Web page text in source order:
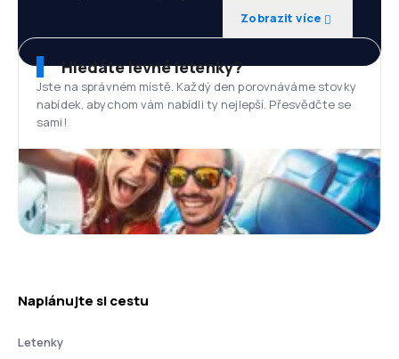
Zobrazit více
Hledáte levné letenky?
Jste na správném místě. Každý den porovnáváme stovky
nabídek, abychom vám nabídli ty nejlepší. Přesvědčte se
sami!
Naplánujte si cestu
Letenky